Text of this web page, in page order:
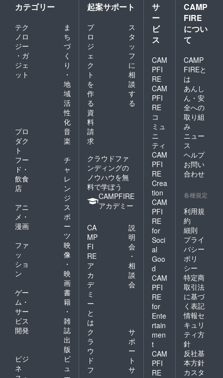
カテゴリー
テク
ノロ
ジー
・ガ
ジェ
ット
ま
ち
づ
く
り
・
地
域
活
性
化
プロ
ダク
ト
音
楽
フー
ド・
飲食
店
チ
ャ
レ
ン
ジ
アニ
メ・
漫画
ス
ポ
ー
ツ
ファ
ッ
ショ
ン
映
像
・
映
画
ゲー
ム・
サー
ビス
開発
書
籍
・
雑
誌
出
版
ビジ
ネ
ビ
ュ
起案サポート
プ
ロ
ジ
ェ
ク
ト
を
作
る
ス
タ
ッ
フ
に
相
談
す
る
資
料
請
求
クラウドファ
ンディングの
ノウハウを無
料で学ぼう
CAMPFIRE
アカデミー
CA
MP
FI
RE
ア
カ
デ
ミ
ー
と
は
説
明
会
・
相
談
会
ク
ラ
ウ
ド
フ
サ
ポ
ー
ト
サ
サ
ー
ビ
ス
CAM
PFI
RE
CAM
PFI
RE
コ
ミュ
ニ
ティ
CAM
PFI
RE
Crea
tion
CAM
PFI
RE
for
Soci
al
Goo
d
CAM
PFI
RE
for
Ente
rtain
men
t
CAM
PFI
RE
CAMP
FIRE
につい
て
CAMP
FIREと
は
あんし
ん・安
全への
取り組
み
ニュー
ス
ヘルプ
お問い
合わせ
各種規定
利用規
約
細則
プライ
バシー
ポリ
シー
特定商
取引法
に基づ
く表記
情報セ
キュリ
ティ方
針
反社基
本方針
カスタ